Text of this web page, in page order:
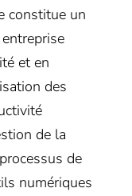
constitue un
et en
des
de la
de
numériques